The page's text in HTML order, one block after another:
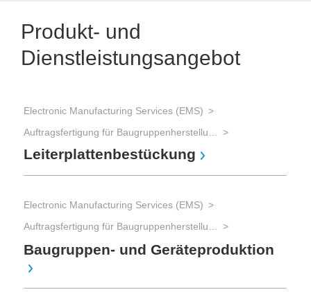
Produkt- und
Dienstleistungsangebot
Electronic Manufacturing Services (EMS)
Leiterplattenbestückung
Electronic Manufacturing Services (EMS)
Baugruppen- und Geräteproduktion